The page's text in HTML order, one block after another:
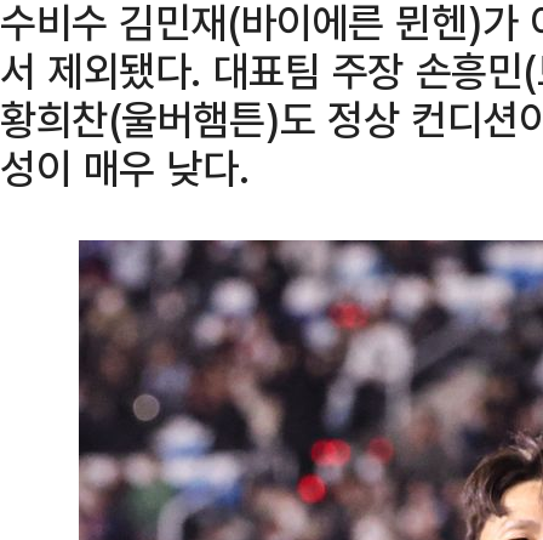
수비수 김민재(바이에른 뮌헨)
서 제외됐다. 대표팀 주장 손흥
황희찬(울버햄튼)도 정상 컨디션
성이 매우 낮다.